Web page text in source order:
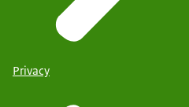
Privacy